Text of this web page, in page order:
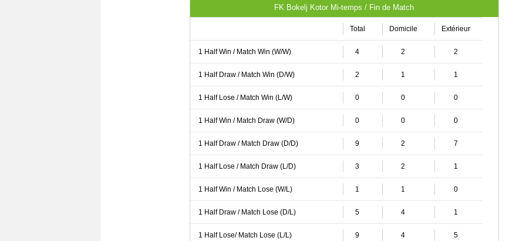
FK Bokelj Kotor Mi-temps / Fin de Match
Total Domicile Extérieur
1 Half Win / Match Win (W/W) 4 2 2
1 Half Draw / Match Win (D/W) 2 1 1
1 Half Lose / Match Win (L/W) 0 0 0
1 Half Win / Match Draw (W/D) 0 0 0
1 Half Draw / Match Draw (D/D) 9 2 7
1 Half Lose / Match Draw (L/D) 3 2 1
1 Half Win / Match Lose (W/L) 1 1 0
1 Half Draw / Match Lose (D/L) 5 4 1
1 Half Lose/ Match Lose (L/L) 9 4 5